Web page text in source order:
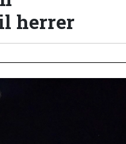
herrer